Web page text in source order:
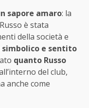
sapore amaro: la
è stata
della società e
simbolico e sentito
quanto Russo
del club,
anche come